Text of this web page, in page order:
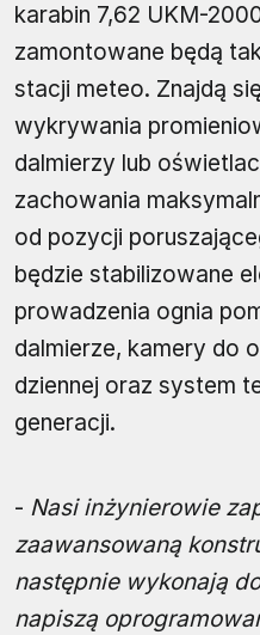
karabin 7,62 UKM-
zamontowane będą
stacji meteo. Znajdą
wykrywania
dalmierzy lub
zachowania
od pozycji
będzie stabilizowane
prowadzenia ognia
dalmierze, kamery do
dziennej oraz system
generacji.
- Nasi inżynierowie
zaawansowaną
następnie wykonają
napiszą